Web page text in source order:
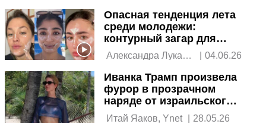
Опасная тенденция лета
среди молодежи:
контурный загар для
лица
Александра Лукаш,
| 04.06.26
Иванка Трамп произвела
фурор в прозрачном
наряде от израильского
дизайнера
Итай Яаков, Ynet | 28.05.26